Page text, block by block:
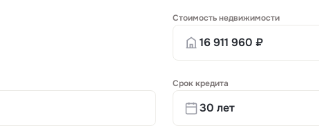
Стоимость недвижимости
Срок кредита